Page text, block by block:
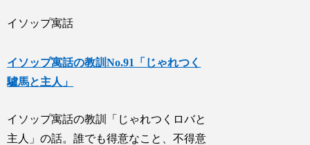
イソップ寓話
イソップ寓話の教訓No.91「じゃれつく
驢馬と主人」
イソップ寓話の教訓「じゃれつくロバと
主人」の話。誰でも得意なこと、不得意